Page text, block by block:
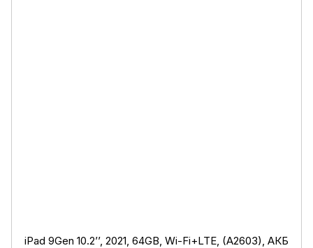
iPad 9Gen 10.2’’, 2021, 64GB, Wi-Fi+LTE, (A2603), АКБ